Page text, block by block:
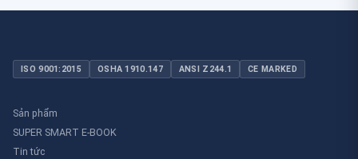
ISO 9001:2015 OSHA 1910.147 ANSI Z244.1 CE MARKED
Sản phẩm
SUPER SMART E-BOOK
Tin tức